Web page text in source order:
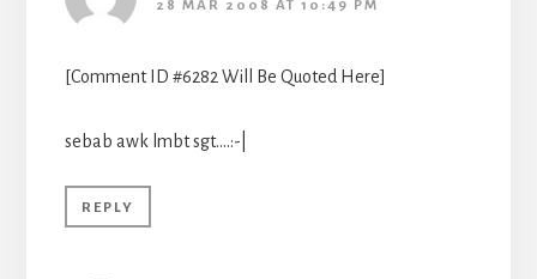
28 MAR 2008 AT 10:49 PM
[Comment ID #6282 Will Be Quoted Here]
sebab awk lmbt sgt….:-|
REPLY